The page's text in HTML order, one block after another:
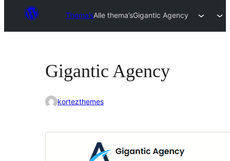
Thema’sAlle thema’sGigantic Agency
Gigantic Agency
kortezthemes